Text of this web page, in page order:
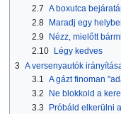
2.7 A boxutca
2.8
Maradj egy
2.9
Nézz, mielőtt
2.10
Légy kedves
3 A versenyautók
3.1
A gázt finoman
3.2
Ne blokkold a
3.3
Próbáld elkerülni